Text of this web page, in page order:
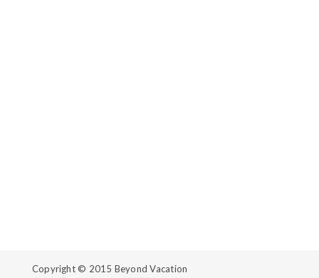
Copyright © 2015 Beyond Vacation